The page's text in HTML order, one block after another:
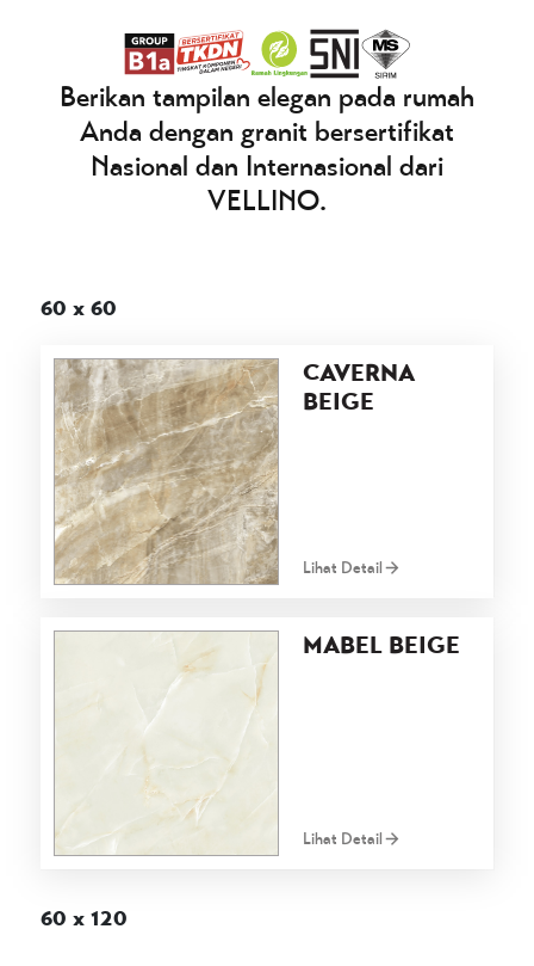
Berikan tampilan elegan pada rumah
Anda dengan granit bersertifikat
Nasional dan Internasional dari
VELLINO.
60 x 60
CAVERNA
BEIGE
Lihat Detail
MABEL BEIGE
Lihat Detail
60 x 120